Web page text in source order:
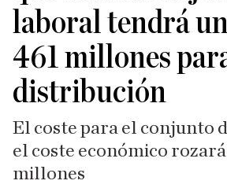
laboral tendrá
461 millones
distribución
El coste para el conjunto
el coste económico
millones